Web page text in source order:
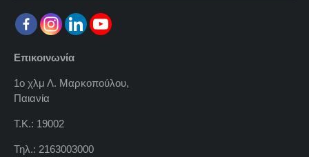
Επικοινωνία
1ο χλμ Λ. Μαρκοπούλου,
Παιανία
Τ.Κ.: 19002
Τηλ.: 2163003000